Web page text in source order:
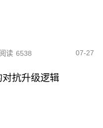
阅读 6538 07-27
抗升级逻辑